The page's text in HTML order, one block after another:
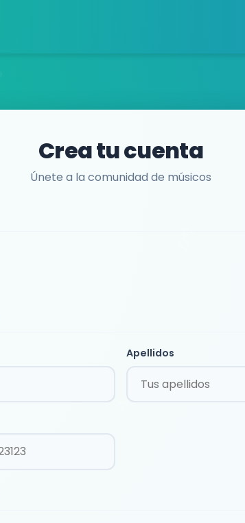
Crea tu cuenta
Únete a la comunidad de músicos
Apellidos